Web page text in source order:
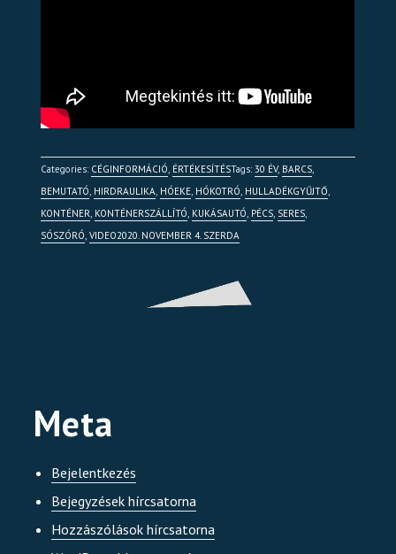
Categories: CÉGINFORMÁCIÓ, ÉRTÉKESÍTÉSTags:30 ÉV, BARCS,
BEMUTATÓ, HIRDRAULIKA, HÓEKE, HÓKOTRÓ, HULLADÉKGYŰJTŐ,
KONTÉNER, KONTÉNERSZÁLLÍTÓ, KUKÁSAUTÓ, PÉCS, SERES,
SÓSZÓRÓ,VIDEO2020. NOVEMBER 4. SZERDA
Meta
Bejelentkezés
Bejegyzések hírcsatorna
Hozzászólások hírcsatorna